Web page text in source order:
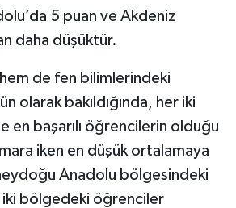
5 puan ve Akdeniz
daha düşüktür.
de fen bilimlerindeki
olarak bakıldığında, her iki
en başarılı öğrencilerin olduğu
iken en düşük ortalamaya
Anadolu bölgesindeki
bölgedeki öğrenciler